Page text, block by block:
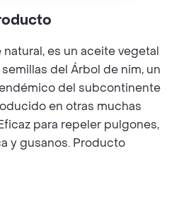
es un aceite vegetal
del Árbol de nim, un
del subcontinente
en otras muchas
para repeler pulgones,
y gusanos. Producto